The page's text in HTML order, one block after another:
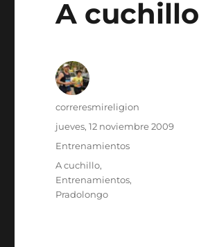
A cuchillo
Autor
correresmireligion
Publicado
jueves, 12 noviembre 2009
Categorías
Entrenamientos
Etiquetas
A cuchillo,
Entrenamientos,
Pradolongo